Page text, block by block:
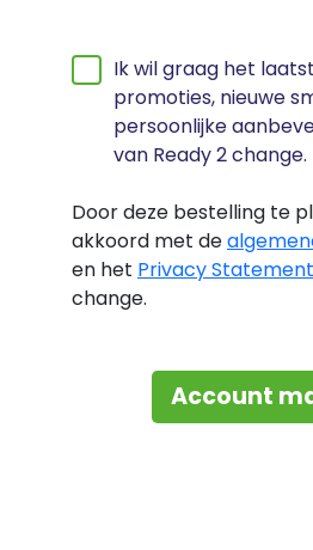
Ik wil graag het
promoties, nieuwe
persoonlijke
van Ready 2 change.
Door deze bestelling te
akkoord met de
en het Privacy Statement
change.
Account